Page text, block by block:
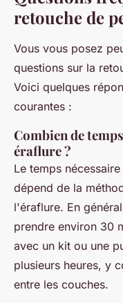
retouche de
Vous vous posez
questions sur la
Voici quelques
courantes :
Combien de
éraflure ?
Le temps
dépend de la
l'éraflure. En
prendre environ 30
avec un kit ou une
plusieurs heures, y
entre les couches.